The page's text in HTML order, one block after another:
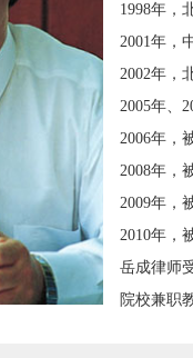
1998年，
2001年，
2002年，
2005年、
2006年，
2008年，
2009年，
2010年，
岳成律师
院校兼职